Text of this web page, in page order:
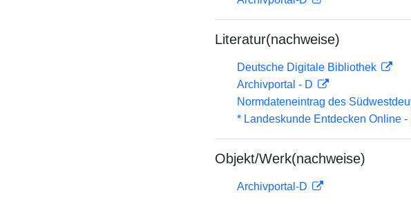
Literatur(nachweise)
Deutsche Digitale Bibliothek
Archivportal - D
Normdateneintrag des
* Landeskunde Entdecken Online
Objekt/Werk(nachweise)
Archivportal-D